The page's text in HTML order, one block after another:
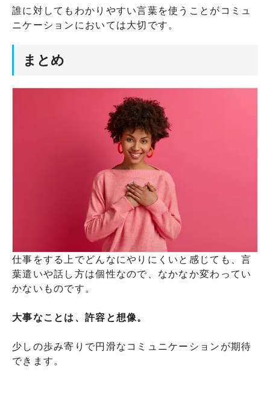
誰に対してもわかりやすい言葉を使うことがコミュ
ニケーションにおいては大切です。
まとめ
仕事をする上でどんなにやりにくいと感じても、言
葉遣いや話し方は個性なので、なかなか変わってい
かないものです。
大事なことは、許容と想像。
少しの歩み寄りで円滑なコミュニケーションが期待
できます。